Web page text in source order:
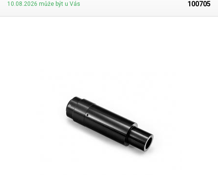
10.08.2026 může být u Vás 100705